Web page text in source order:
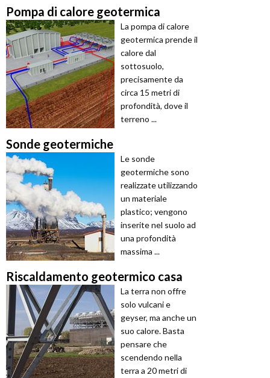
Pompa di calore geotermica
La pompa di calore
geotermica prende il
calore dal
sottosuolo,
precisamente da
circa 15 metri di
profondità, dove il
terreno ...
Sonde geotermiche
Le sonde
geotermiche sono
realizzate utilizzando
un materiale
plastico; vengono
inserite nel suolo ad
una profondità
massima ...
Riscaldamento geotermico casa
La terra non offre
solo vulcani e
geyser, ma anche un
suo calore. Basta
pensare che
scendendo nella
terra a 20 metri di